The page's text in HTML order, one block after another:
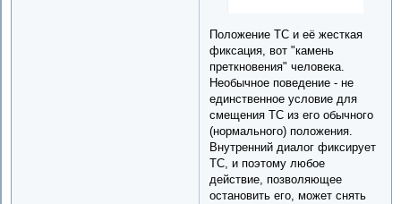
Положение ТС и её жесткая
фиксация, вот "камень
преткновения" человека.
Необычное поведение - не
единственное условие для
смещения ТС из его обычного
(нормального) положения.
Внутренний диалог фиксирует
ТС, и поэтому любое
действие, позволяющее
остановить его, может снять